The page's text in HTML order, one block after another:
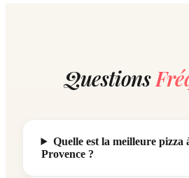
Questions
Quelle est la meilleure pizza
Provence ?